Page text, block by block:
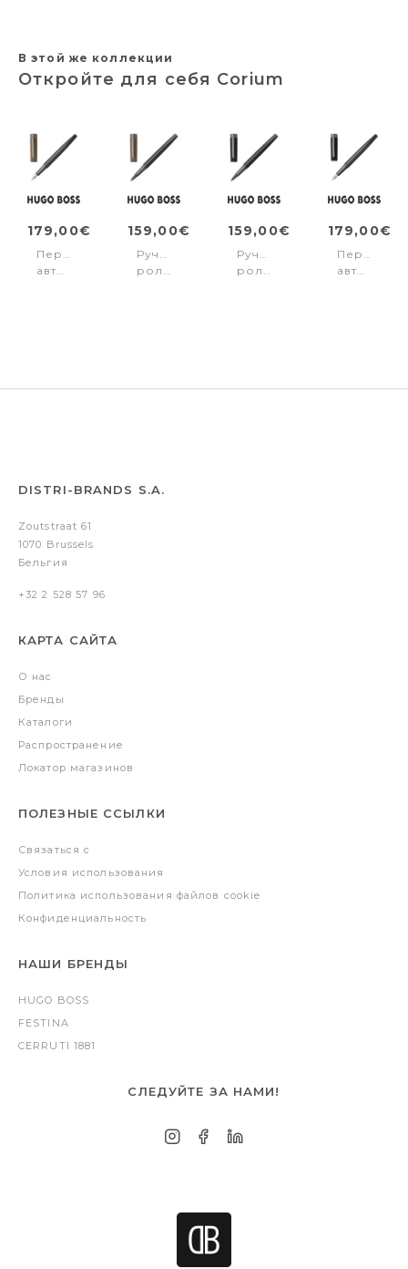
В этой же коллекции
Откройте для себя Corium
179,00€
Перьевая
авторучка
159,00€
Ручка-
роллер
159,00€
Ручка-
роллер
179,00€
Перьевая
авторучка
DISTRI-BRANDS S.A.
Zoutstraat 61
1070 Brussels
Бельгия
+32 2 528 57 96
КАРТА САЙТА
О нас
Бренды
Каталоги
Распространение
Локатор магазинов
ПОЛЕЗНЫЕ ССЫЛКИ
Связаться с
Условия использования
Политика использования файлов cookie
Конфиденциальность
НАШИ БРЕНДЫ
HUGO BOSS
FESTINA
CERRUTI 1881
СЛЕДУЙТЕ ЗА НАМИ!